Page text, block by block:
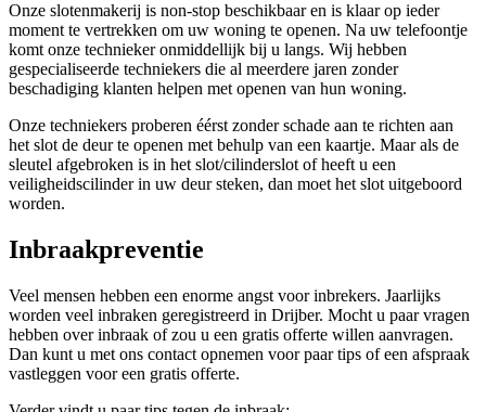
Onze slotenmakerij is non-stop beschikbaar en is klaar op ieder
moment te vertrekken om uw woning te openen. Na uw telefoontje
komt onze technieker onmiddellijk bij u langs. Wij hebben
gespecialiseerde techniekers die al meerdere jaren zonder
beschadiging klanten helpen met openen van hun woning.
Onze techniekers proberen éérst zonder schade aan te richten aan
het slot de deur te openen met behulp van een kaartje. Maar als de
sleutel afgebroken is in het slot/cilinderslot of heeft u een
veiligheidscilinder in uw deur steken, dan moet het slot uitgeboord
worden.
Inbraakpreventie
Veel mensen hebben een enorme angst voor inbrekers. Jaarlijks
worden veel inbraken geregistreerd in Drijber. Mocht u paar vragen
hebben over inbraak of zou u een gratis offerte willen aanvragen.
Dan kunt u met ons contact opnemen voor paar tips of een afspraak
vastleggen voor een gratis offerte.